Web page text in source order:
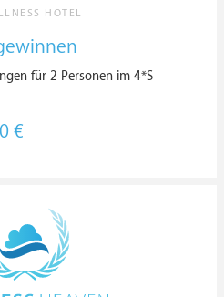
HOTEL
für 2 Personen im 4*S
€